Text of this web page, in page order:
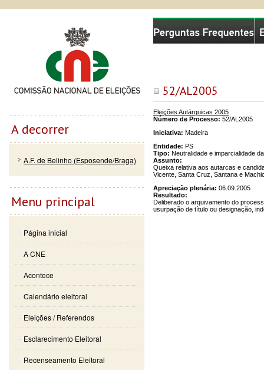
52/AL2005
Eleições Autárquicas 2005
Número de Processo: 52/AL2005
Iniciativa: Madeira
Entidade: PS
Tipo: Neutralidade e imparcialidade
Assunto:
Queixa relativa aos autarcas e
Vicente, Santa Cruz, Santana e
Apreciação plenária: 06.09.2005
Resultado:
Deliberado o arquivamento do
usurpação de título ou designação,
Comissão Nacional de Eleições
A decorrer
A.F. de Belinho (Esposende/Braga)
Menu principal
Página inicial
A CNE
Acontece
Calendário eleitoral
Eleições / Referendos
Esclarecimento Eleitoral
Recenseamento Eleitoral